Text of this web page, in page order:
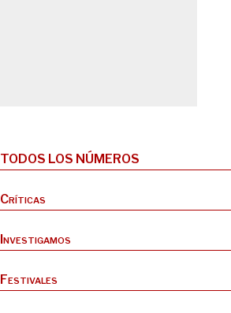
TODOS LOS NÚMEROS
Críticas
Investigamos
Festivales